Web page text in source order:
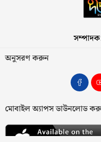
অনুসরণ করুন
মোবাইল অ্যাপস ডাউনলোড